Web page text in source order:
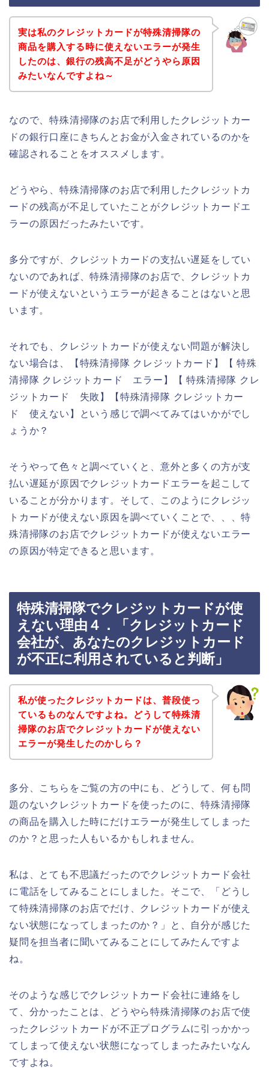
実は私のクレジットカードが特殊清掃隊の
商品を購入する時に使えないエラーが発生
したのは、銀行の残高不足がどうやら原因
みたいなんですよね～
なので、特殊清掃隊のお店で利用したクレジットカー
ドの銀行口座にきちんとお金が入金されているのかを
確認されることをオススメします。
どうやら、特殊清掃隊のお店で利用したクレジットカ
ードの残高が不足していたことがクレジットカードエ
ラーの原因だったみたいです。
多分ですが、クレジットカードの支払い遅延をしてい
ないのであれば、特殊清掃隊のお店で、クレジットカ
ードが使えないというエラーが起きることはないと思
います。
それでも、クレジットカードが使えない問題が解決し
ない場合は、【特殊清掃隊 クレジットカード】【 特殊
清掃隊 クレジットカード エラー】【 特殊清掃隊 クレ
ジットカード 失敗】【特殊清掃隊 クレジットカー
ド 使えない】という感じで調べてみてはいかがでし
ょうか？
そうやって色々と調べていくと、意外と多くの方が支
払い遅延が原因でクレジットカードエラーを起こして
いることが分かります。そして、このようにクレジッ
トカードが使えない原因を調べていくことで、、、特
殊清掃隊のお店でクレジットカードが使えないエラー
の原因が特定できると思います。
特殊清掃隊でクレジットカードが使
えない理由４．「クレジットカード
会社が、あなたのクレジットカード
が不正に利用されていると判断」
私が使ったクレジットカードは、普段使っ
ているものなんですよね。どうして特殊清
掃隊のお店でクレジットカードが使えない
エラーが発生したのかしら？
多分、こちらをご覧の方の中にも、どうして、何も問
題のないクレジットカードを使ったのに、特殊清掃隊
の商品を購入した時にだけエラーが発生してしまった
のか？と思った人もいるかもしれません。
私は、とても不思議だったのでクレジットカード会社
に電話をしてみることにしました。そこで、「どうし
て特殊清掃隊のお店でだけ、クレジットカードが使え
ない状態になってしまったのか？」と、自分が感じた
疑問を担当者に聞いてみることにしてみたんですよ
ね。
そのような感じでクレジットカード会社に連絡をし
て、分かったことは、どうやら特殊清掃隊のお店で使
ったクレジットカードが不正プログラムに引っかかっ
てしまって使えない状態になってしまったみたいなん
ですよね。